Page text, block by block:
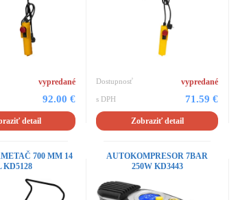
vypredané
92.00 €
detail
Dostupnosť vypredané
s DPH 71.59 €
Zobraziť detail
700 MM 14
KD5128
AUTOKOMPRESOR 7BAR
250W KD3443